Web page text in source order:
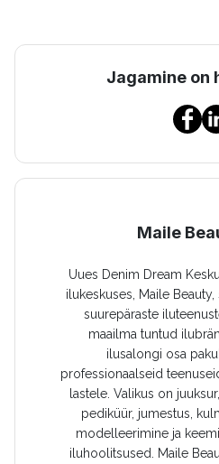
Jagamine on
Maile
Uues Denim Dream
ilukeskuses, Maile
suurepäraste
maailma tuntud
ilusalongi osa
professionaalseid
lastele. Valikus on
pediküür, jumestus,
modelleerimine ja
iluhoolitsused. Maile